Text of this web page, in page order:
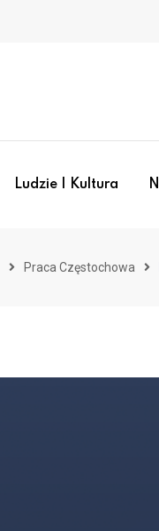
Ludzie I Kultura
Praca Częstochowa